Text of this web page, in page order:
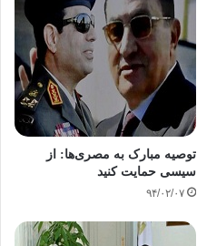
توصیه مبارک به مصری‌ها: از
سیسی حمایت کنید
۹۴/۰۲/۰۷